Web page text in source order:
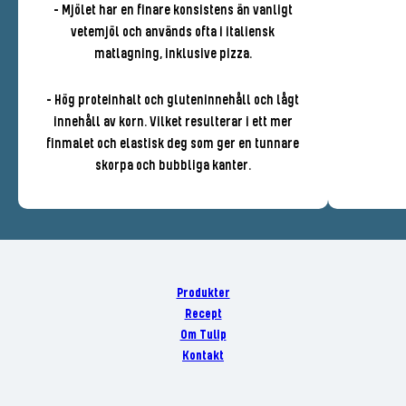
- Mjölet har en finare konsistens än vanligt
vetemjöl och används ofta i italiensk
matlagning, inklusive pizza.
- Hög proteinhalt och gluteninnehåll och lågt
innehåll av korn. Vilket resulterar i ett mer
finmalet och elastisk deg som ger en tunnare
skorpa och bubbliga kanter.
Produkter
Recept
Om Tulip
Kontakt